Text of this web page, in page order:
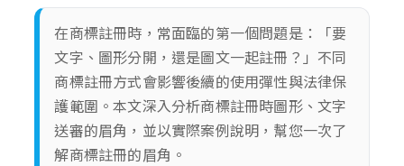
在商標註冊時，常面臨的第一個問題是：「要
文字、圖形分開，還是圖文一起註冊？」不同
商標註冊方式會影響後續的使用彈性與法律保
護範圍。本文深入分析商標註冊時圖形、文字
送審的眉角，並以實際案例說明，幫您一次了
解商標註冊的眉角。